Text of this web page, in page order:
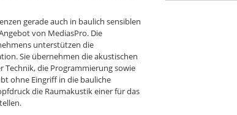
gerade auch in baulich sensiblen
von MediasPro. Die
unterstützen die
Sie übernehmen die akustischen
Technik, die Programmierung sowie
ohne Eingriff in die bauliche
die Raumakustik einer für das